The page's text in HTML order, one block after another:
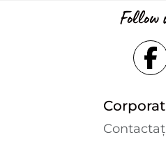
Follow